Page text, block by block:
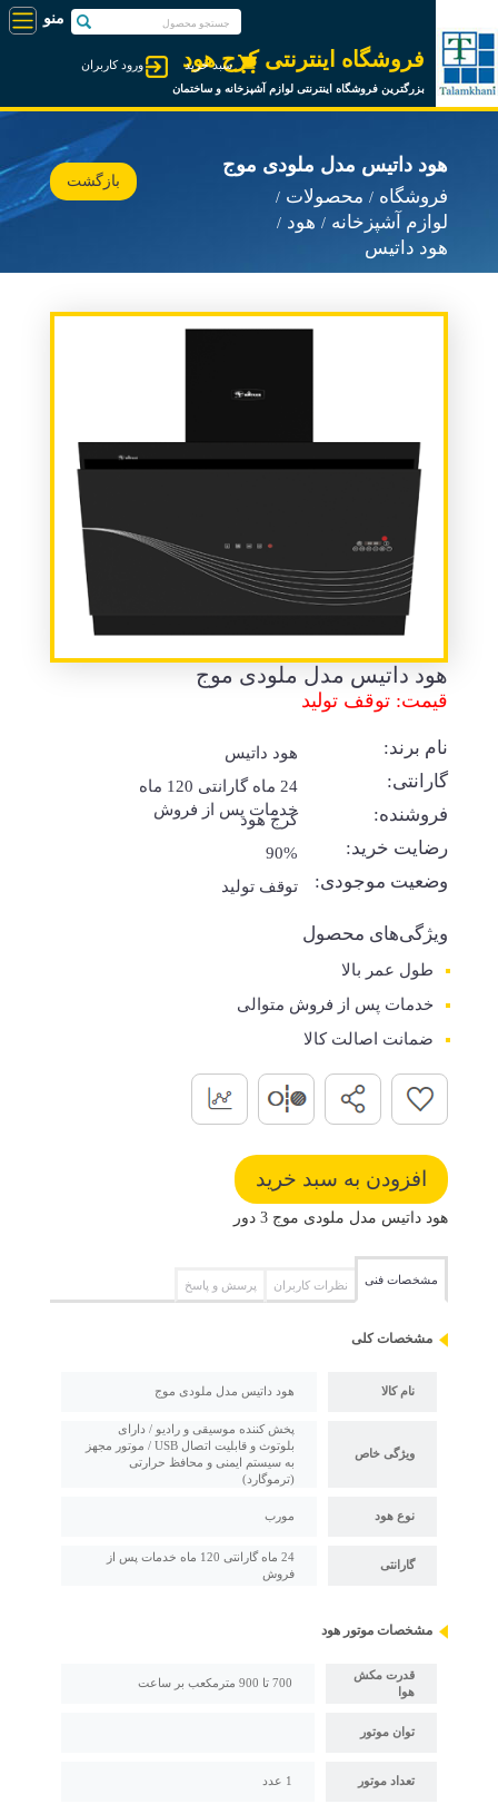
فروشگاه اینترنتی کرج هود
بزرگترین فروشگاه اینترنتی لوازم آشپزخانه و ساختمان
ورود کاربران سبد خرید
هود داتیس مدل ملودی موج
فروشگاه
محصولات
لوازم آشپزخانه
هود
هود داتیس
بازگشت
هود داتیس مدل ملودی موج
قیمت: توقف تولید
نام برند: هود داتیس
گارانتی:
24 ماه گارانتی 120 ماه
خدمات پس از فروش
فروشنده: کرج هود
رضایت خرید: 90%
وضعیت موجودی: توقف تولید
ویژگی‌های محصول
طول عمر بالا
خدمات پس از فروش متوالی
ضمانت اصالت کالا
هود داتیس مدل ملودی موج 3 دور
مشخصات فنی نظرات کاربران پرسش و پاسخ
مشخصات کلی
نام کالا هود داتیس مدل ملودی موج
ویژگی خاص
پخش کننده موسیقی و رادیو / دارای
بلوتوث و قابلیت اتصال USB / موتور مجهز
به سیستم ایمنی و محافظ حرارتی
(ترموگارد)
نوع هود مورب
گارانتی
24 ماه گارانتی 120 ماه خدمات پس از
فروش
مشخصات موتور هود
قدرت مکش
هوا
700 تا 900 مترمکعب بر ساعت
توان موتور
تعداد موتور 1 عدد